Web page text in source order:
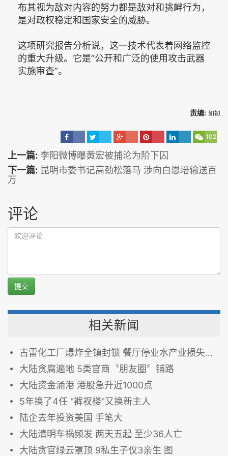
布其视为敌对内容的努力都是敌对和挑衅行为，
是对政权稳定和国家安全的威胁。
这项研究报告分析说，这一技术代表着网络监控
的重大升级。它是“公开和广泛的使用攻击武器
实施审查”。
责编: 如初
102
上一篇: 李阳微博曝黄宏被捕沦为阶下囚
下一篇: 昆明市委书记高劲松落马 涉向白恩培输送百
万
评论
提交
相关新闻
古雷化工厂爆炸全镇封锁 餐厅停业水产业损失惨重
大陆贪腐遍地 5类官商〝朋友圈〞铺路
大陆资金涌港 港股急升近1000点
5年换了4任 "裤衩楼"又换新主人
陆企去年投资美国 手笔大
大陆清明车祸频发 两天五起 至少36人亡
大陆贪官绿云罩顶 9私生子仅3亲生 图